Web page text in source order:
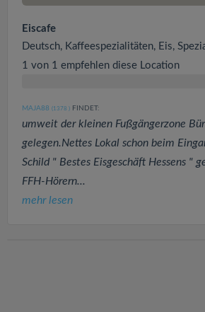
Eiscafe
Deutsch, Kaffeespezialitäten, Eis,
1 von 1 empfehlen diese Location
MAJA88 (1378 ) FINDET:
umweit der kleinen Fußgängerzone
gelegen.Nettes Lokal schon beim
Schild " Bestes Eisgeschäft Hessens "
FFH-Hörern...
mehr lesen